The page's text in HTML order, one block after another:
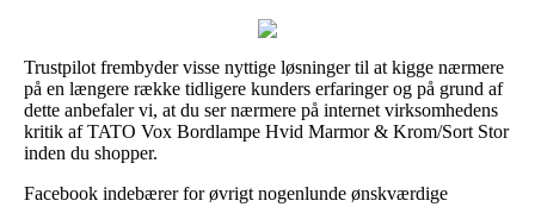
Trustpilot frembyder visse nyttige løsninger til at kigge nærmere
på en længere række tidligere kunders erfaringer og på grund af
dette anbefaler vi, at du ser nærmere på internet virksomhedens
kritik af TATO Vox Bordlampe Hvid Marmor & Krom/Sort Stor
inden du shopper.
Facebook indebærer for øvrigt nogenlunde ønskværdige